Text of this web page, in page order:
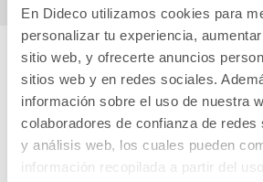
En Dideco utilizamos cookies para
personalizar tu experiencia,
sitio web, y ofrecerte anuncios
sitios web y en redes sociales.
información sobre el uso de nuestra
colaboradores de confianza de
y análisis web, los cuales pueden
información recopilada a partir del
Cuéntanos tu
¡Sé el primero en valorar